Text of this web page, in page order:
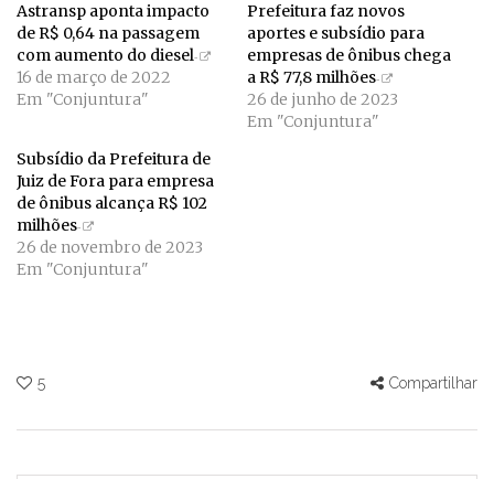
Astransp aponta impacto
de R$ 0,64 na passagem
com aumento do diesel
16 de março de 2022
Em "Conjuntura"
Prefeitura faz novos
aportes e subsídio para
empresas de ônibus chega
a R$ 77,8 milhões
26 de junho de 2023
Em "Conjuntura"
Subsídio da Prefeitura de
Juiz de Fora para empresa
de ônibus alcança R$ 102
milhões
26 de novembro de 2023
Em "Conjuntura"
5 Compartilhar